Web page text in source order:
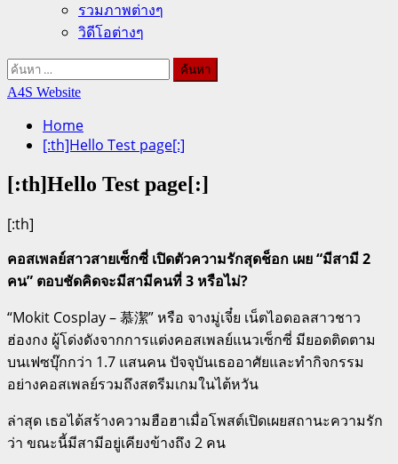
รวมภาพต่างๆ
วิดีโอต่างๆ
ค้นหา
สำหรับ:
A4S Website
Home
[:th]Hello Test page[:]
[:th]Hello Test page[:]
[:th]
คอสเพลย์สาวสายเซ็กซี่ เปิดตัวความรักสุดช็อก เผย “มีสามี 2
คน” ตอบชัดคิดจะมีสามีคนที่ 3 หรือไม่?
“Mokit Cosplay – 慕潔” หรือ จางมู่เจี๋ย เน็ตไอดอลสาวชาว
ฮ่องกง ผู้โด่งดังจากการแต่งคอสเพลย์แนวเซ็กซี่ มียอดติดตาม
บนเฟซบุ๊กกว่า 1.7 แสนคน ปัจจุบันเธออาศัยและทำกิจกรรม
อย่างคอสเพลย์รวมถึงสตรีมเกมในไต้หวัน
ล่าสุด เธอได้สร้างความฮือฮาเมื่อโพสต์เปิดเผยสถานะความรัก
ว่า ขณะนี้มีสามีอยู่เคียงข้างถึง 2 คน